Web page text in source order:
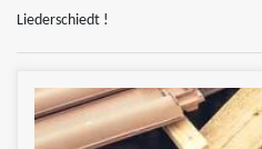
Liederschiedt !